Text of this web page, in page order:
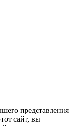
представления
сайт, вы